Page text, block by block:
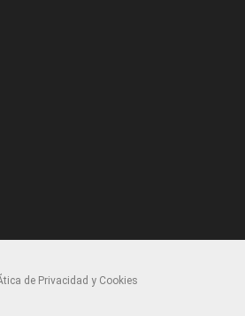
de Privacidad y Cookies